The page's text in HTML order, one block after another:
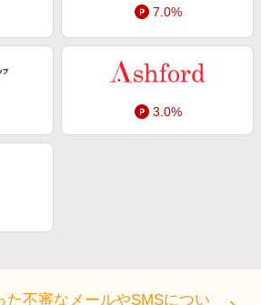
7.0%
3.0%
た不審なメールやSMSについ